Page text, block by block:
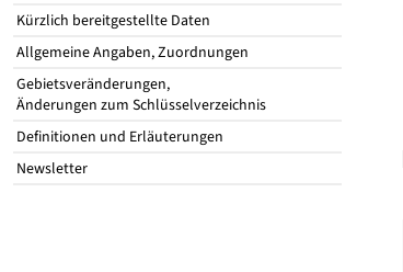
Kürzlich bereitgestellte Daten
Allgemeine Angaben, Zuordnungen
Gebietsveränderungen,
Änderungen zum Schlüsselverzeichnis
Definitionen und Erläuterungen
Newsletter